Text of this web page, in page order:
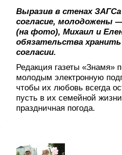
Выразив в стенах
согласие, молодожены
(на фото), Михаил и
обязательства
согласии.
Редакция газеты «Знамя»
молодым электронную
чтобы их любовь всегда
пусть в их семейной
праздничная погода.